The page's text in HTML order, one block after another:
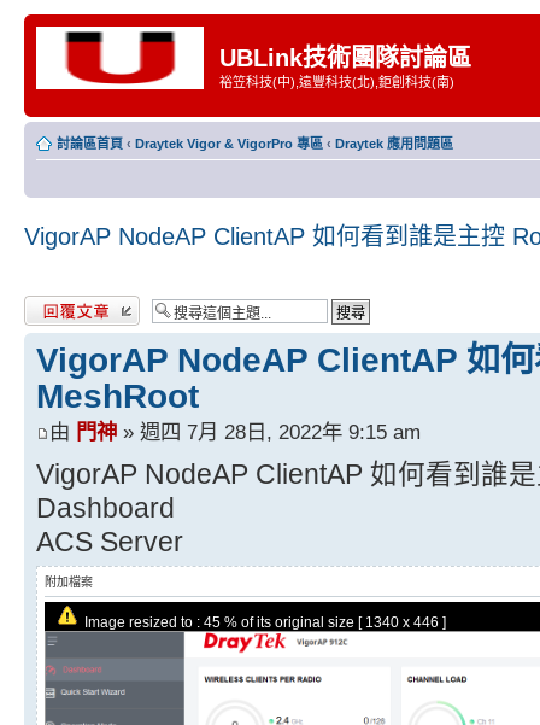
UBLink技術團隊討論區
裕笠科技(中),遠豐科技(北),鉅創科技(南)
討論區首頁 ‹ Draytek Vigor & VigorPro 專區 ‹ Draytek 應用問題區
VigorAP NodeAP ClientAP 如何看到誰是主控
發表回覆
VigorAP NodeAP ClientAP 如
MeshRoot
由 門神 » 週四 7月 28日, 2022年 9:15 am
VigorAP NodeAP ClientAP 如何看到誰
Dashboard
ACS Server
附加檔案
Image resized to : 45 % of its original size [ 1340 x 446 ]